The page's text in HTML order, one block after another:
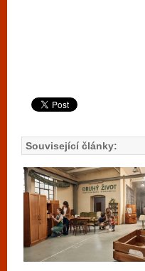
Související články: